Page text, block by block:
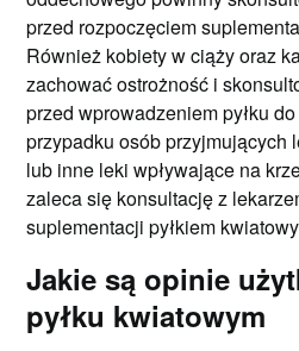
przed rozpoczęciem
Również kobiety w ciąży oraz
zachować ostrożność i
przed wprowadzeniem pyłku
przypadku osób przyjmujących
lub inne leki wpływające na
zaleca się konsultację z
suplementacji pyłkiem
Jakie są opinie
pyłku kwiatowym